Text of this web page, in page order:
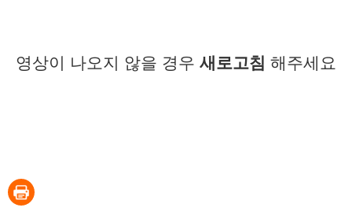
영상이 나오지 않을 경우 새로고침 해주세요